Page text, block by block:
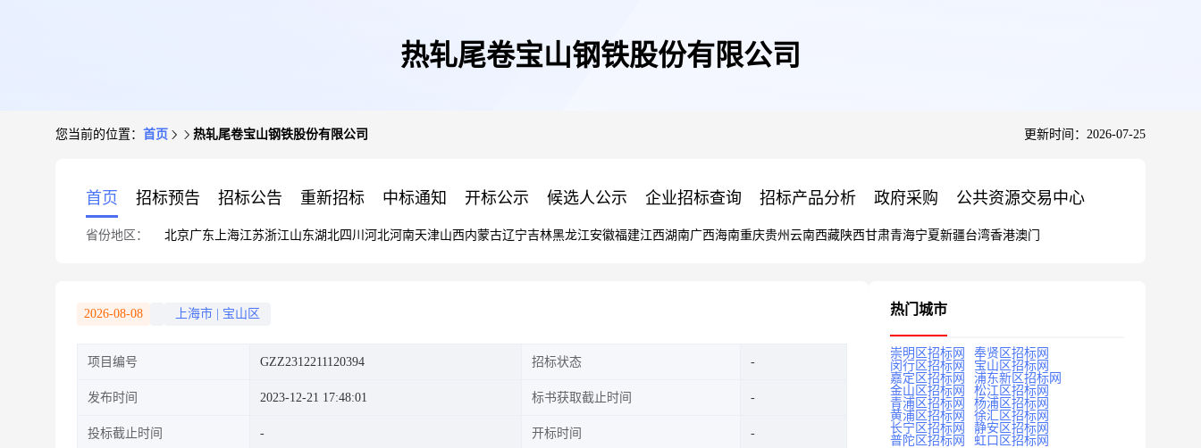
热轧尾卷宝山钢铁股份有限公司
您当前的位置： 首页 热轧尾卷宝山钢铁股份有限公司 更新时间：2026-07-25
首页 招标预告 招标公告 重新招标 中标通知 开标公示 候选人公示 企业招标查询 招标产品分析 政府采购 公共资源交易中心
省份地区： 北京广东 上海江苏浙江山东湖北四川 河北河南天津山西内蒙古辽宁吉林黑龙江安徽福建江西湖南广西海南重庆贵州 云南西藏陕西甘肃青海宁夏新疆台湾香港澳门
2026-08-08 上海市 宝山区
项目编号 GZZ2312211120394 招标状态
发布时间 2023-12-21 17:48:01 标书获取截止时间
投标截止时间 开标时间
热门城市
崇明区招标网
奉贤区招标网
闵行区招标网
宝山区招标网
嘉定区招标网
浦东新区招标网
金山区招标网
松江区招标网
青浦区招标网
杨浦区招标网
黄浦区招标网
徐汇区招标网
长宁区招标网
静安区招标网
普陀区招标网
虹口区招标网